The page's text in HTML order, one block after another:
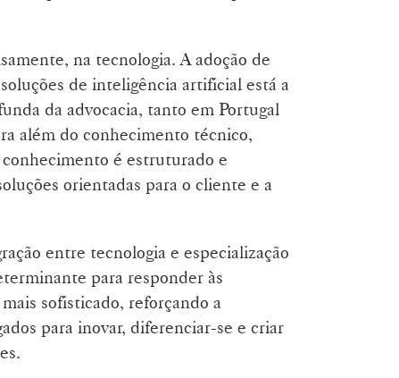
na tecnologia. A adoção de
de inteligência artificial está a
da advocacia, tanto em Portugal
além do conhecimento técnico,
conhecimento é estruturado e
orientadas para o cliente e a
entre tecnologia e especialização
para responder às
sofisticado, reforçando a
para inovar, diferenciar-se e criar